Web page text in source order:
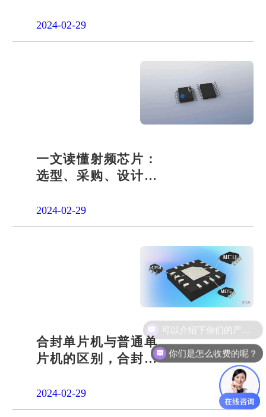
微？
2024-02-29
一文读懂射频芯片：
选型、采购、设计与
2024-02-29
合封单片机与普通单
片机的区别，合封芯
2024-02-29
你们是怎么收费的呢？